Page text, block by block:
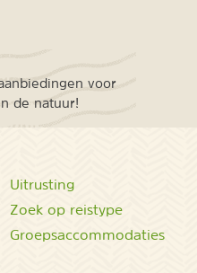
voor
de natuur!
Uitrusting
Zoek op reistype
Groepsaccommodaties